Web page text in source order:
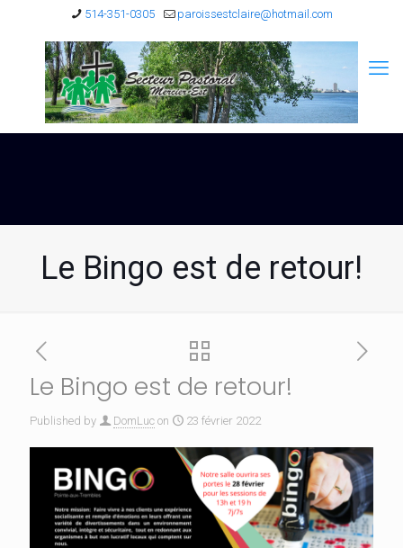
514-351-0305 paroissestclaire@hotmail.com
Le Bingo est de retour!
Le Bingo est de retour!
Published by DomLuc on 23 février 2022